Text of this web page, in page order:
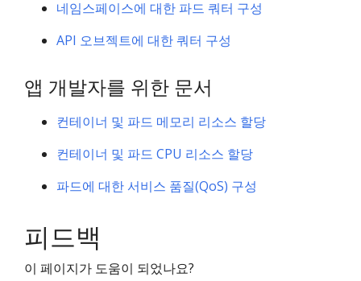
네임스페이스에 대한 파드 쿼터 구성
API 오브젝트에 대한 쿼터 구성
앱 개발자를 위한 문서
컨테이너 및 파드 메모리 리소스 할당
컨테이너 및 파드 CPU 리소스 할당
파드에 대한 서비스 품질(QoS) 구성
피드백
이 페이지가 도움이 되었나요?